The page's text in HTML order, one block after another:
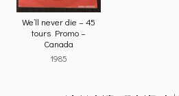
We’ll never die – 45
tours Promo –
Canada
1985